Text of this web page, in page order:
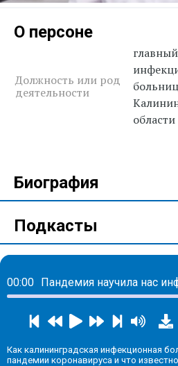
О персоне
Должность или род
деятельности
области
Биография
Подкасты
00:00
Как калининградская инфекционная
пандемии коронавируса и что